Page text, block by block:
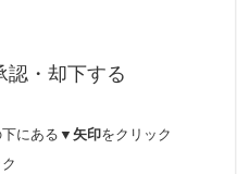
認・却下する
にある ▼矢印をクリック